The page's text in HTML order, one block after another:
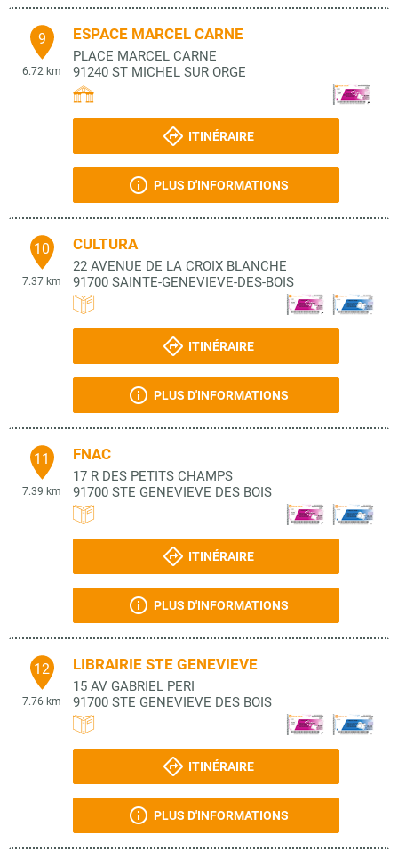
9
6.72 km
ESPACE MARCEL CARNE
PLACE MARCEL CARNE
91240 ST MICHEL SUR ORGE
ITINÉRAIRE
PLUS D'INFORMATIONS
10
7.37 km
CULTURA
22 AVENUE DE LA CROIX BLANCHE
91700 SAINTE-GENEVIEVE-DES-BOIS
ITINÉRAIRE
PLUS D'INFORMATIONS
11
7.39 km
FNAC
17 R DES PETITS CHAMPS
91700 STE GENEVIEVE DES BOIS
ITINÉRAIRE
PLUS D'INFORMATIONS
12
7.76 km
LIBRAIRIE STE GENEVIEVE
15 AV GABRIEL PERI
91700 STE GENEVIEVE DES BOIS
ITINÉRAIRE
PLUS D'INFORMATIONS